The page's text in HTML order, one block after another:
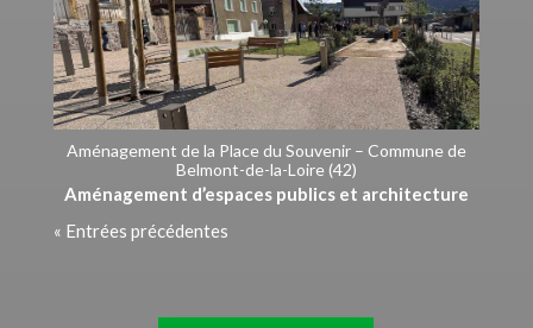
Aménagement de la Place du Souvenir – Commune de
Belmont-de-la-Loire (42)
Aménagement d’espaces publics et architecture
« Entrées précédentes